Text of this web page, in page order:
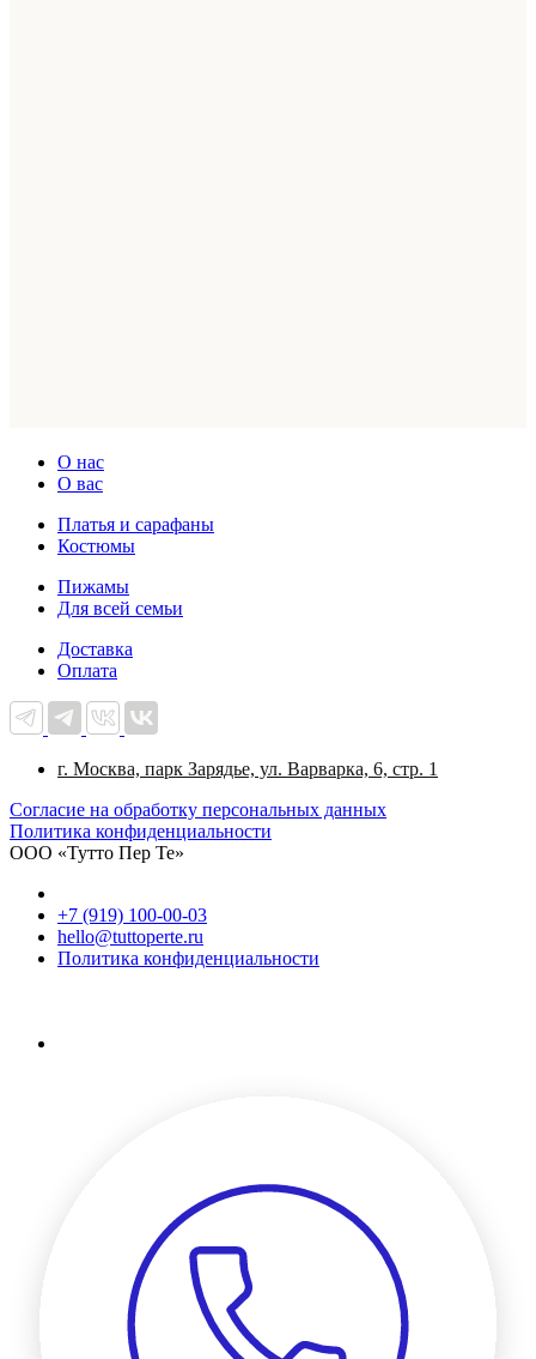
О нас
О вас
Платья и сарафаны
Костюмы
Пижамы
Для всей семьи
Доставка
Оплата
г. Москва, парк Зарядье, ул. Варварка, 6, стр. 1
Cогласие на обработку персональных данных
Политика конфиденциальности
ООО «Тутто Пер Те»
+7 (919) 100-00-03
hello@tuttoperte.ru
Политика конфиденциальности